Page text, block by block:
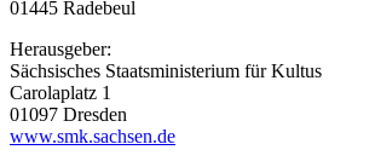
01445 Radebeul
Herausgeber:
Sächsisches Staatsministerium für Kultus
Carolaplatz 1
01097 Dresden
www.smk.sachsen.de